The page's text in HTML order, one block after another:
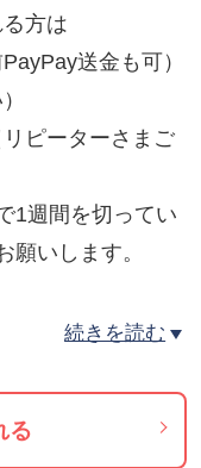
方は
送金も可）
ピーターさまご
1週間を切ってい
願いします。
・PayPay）を含
ます。
や変更希望があ
続きを読む
る